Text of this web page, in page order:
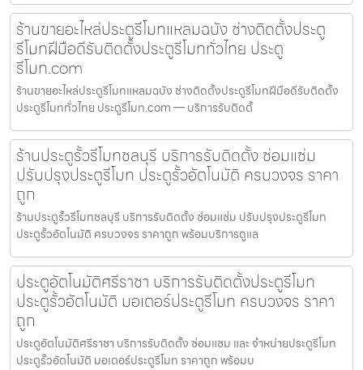
ร้านขายอะไหล่ประตูรีโมทแหลมฉบัง ช่างติดตั้งประตู
รีโมทฝีมือดีรับติดตั้งประตูรีโมททั่วไทย ประตู
รีโมท.com
ร้านขายอะไหล่ประตูรีโมทแหลมฉบัง ช่างติดตั้งประตูรีโมทฝีมือดีรับติดตั้ง
ประตูรีโมททั่วไทย ประตูรีโมท.com — บริการรับติดตั้
ร้านประตูรั้วรีโมทชลบุรี บริการรับติดตั้ง ซ่อมแซ่ม
ปรับปรุงประตูรีโมท ประตูรั้วอัตโนมัติ ครบวงจร ราคา
ถูก
ร้านประตูรั้วรีโมทชลบุรี บริการรับติดตั้ง ซ่อมแซ่ม ปรับปรุงประตูรีโมท
ประตูรั้วอัตโนมัติ ครบวงจร ราคาถูก พร้อมบริการดูแล
ประตูอัตโนมัติศรีราชา บริการรับติดตั้งประตูรีโมท
ประตูรั้วอัตโนมัติ มอเตอร์ประตูรีโมท ครบวงจร ราคา
ถูก
ประตูอัตโนมัติศรีราชา บริการรับติดตั้ง ซ่อมแซม และ จำหน่ายประตูรีโมท
ประตูรั้วอัตโนมัติ มอเตอร์ประตูรีโมท ราคาถูก พร้อมบ